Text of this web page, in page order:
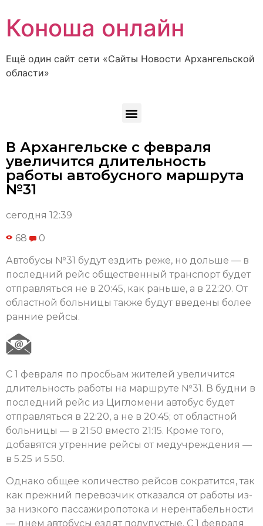
Коноша онлайн
Ещё один сайт сети «Сайты Новости Архангельской
области»
В Архангельске с февраля
увеличится длительность
работы автобусного маршрута
№31
сегодня 12:39
68 0
Автобусы №31 будут ездить реже, но дольше — в
последний рейс общественный транспорт будет
отправляться не в 20:45, как раньше, а в 22:20. От
областной больницы также будут введены более
ранние рейсы.
С 1 февраля по просбьам жителей увеличится
длительность работы на маршруте №31. В будни в
последний рейс из Цигломени автобус будет
отправляться в 22:20, а не в 20:45; от областной
больницы — в 21:50 вместо 21:15. Кроме того,
добавятся утренние рейсы от медучреждения —
в 5.25 и 5.50.
Однако общее количество рейсов сократится, так
как прежний перевозчик отказался от работы из-
за низкого пассажиропотока и нерентабельности
— днем автобусы ездят полупустые. С 1 февраля